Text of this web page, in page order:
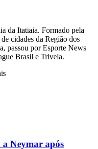
da Itatiaia. Formado pela
cidades da Região dos
passou por Esporte News
Brasil e Trivela.
Neymar após